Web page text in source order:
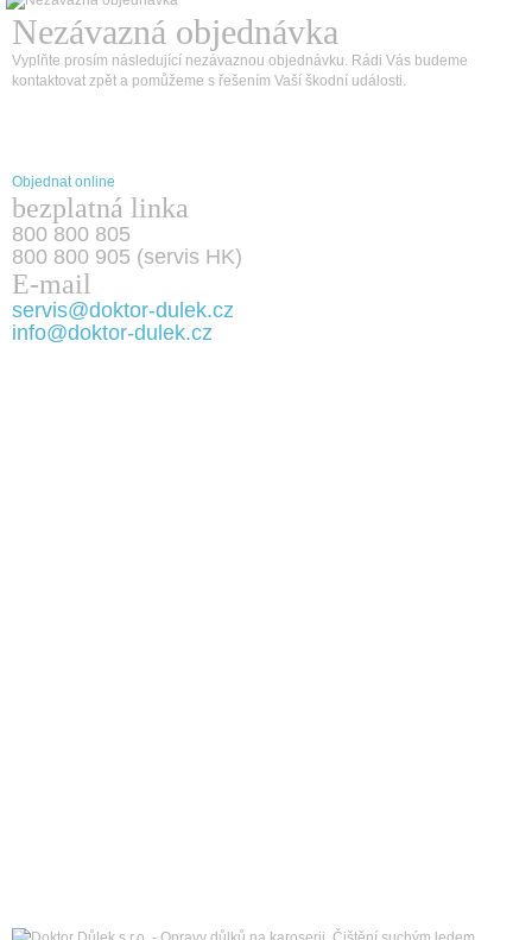
Nezávazná objednávka
Vyplňte prosím následující nezávaznou objednávku. Rádi Vás budeme
kontaktovat zpět a pomůžeme s řešením Vaší škodní události.
Objednat online
bezplatná linka
800 800 805
800 800 905 (servis HK)
E-mail
servis@doktor-dulek.cz
info@doktor-dulek.cz